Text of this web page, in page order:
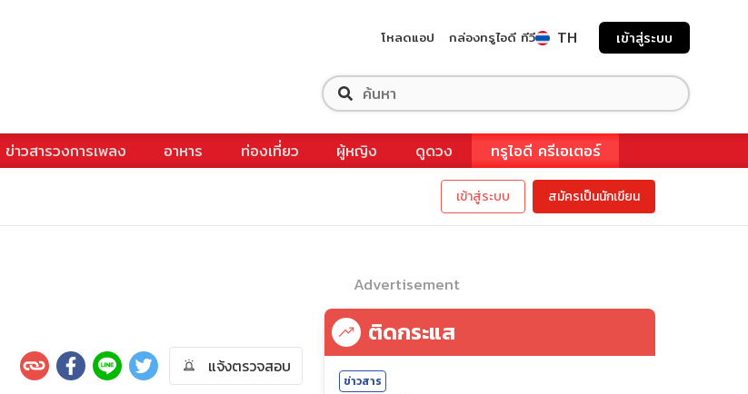
โหลดแอป กล่องทรูไอดี ทีวี TH เข้าสู่ระบบ
ข่าวสารวงการเพลง อาหาร ท่องเที่ยว ผู้หญิง ดูดวง ทรูไอดี ครีเอเตอร์
เข้าสู่ระบบ สมัครเป็นนักเขียน
แจ้งตรวจสอบ
Advertisement
ติดกระแส
ข่าวสาร